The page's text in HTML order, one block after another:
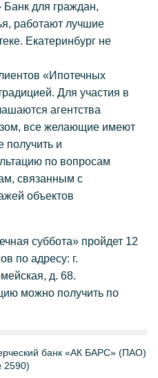
для граждан,
работают лучшие
Екатеринбург не
«Ипотечных
Для участия в
агентства
все желающие имеют
получить и
по вопросам
связанным с
объектов
суббота» пройдет 12
по адресу: г.
д. 68.
можно получить по
банк «АК БАРС» (ПАО)